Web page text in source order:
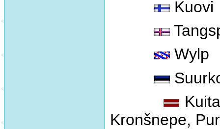
Kuovi
Wylp
Kronšnepe,